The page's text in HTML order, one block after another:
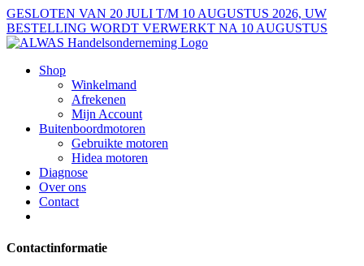
Ga
naar
inhoud
GESLOTEN VAN 20 JULI T/M 10 AUGUSTUS 2026, UW
BESTELLING WORDT VERWERKT NA 10 AUGUSTUS
Shop
Winkelmand
Afrekenen
Mijn Account
Buitenboordmotoren
Gebruikte motoren
Hidea motoren
Diagnose
Over ons
Contact
Contactinformatie